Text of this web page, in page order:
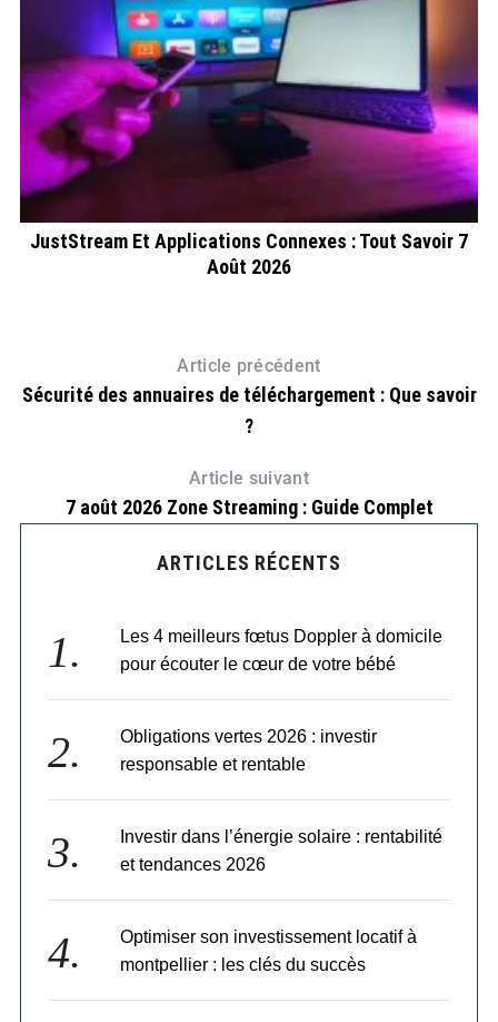
JustStream Et Applications Connexes : Tout Savoir 7
Août 2026
Article précédent
Sécurité des annuaires de téléchargement : Que savoir
?
Article suivant
7 août 2026 Zone Streaming : Guide Complet
ARTICLES RÉCENTS
Les 4 meilleurs fœtus Doppler à domicile
pour écouter le cœur de votre bébé
Obligations vertes 2026 : investir
responsable et rentable
Investir dans l’énergie solaire : rentabilité
et tendances 2026
Optimiser son investissement locatif à
montpellier : les clés du succès